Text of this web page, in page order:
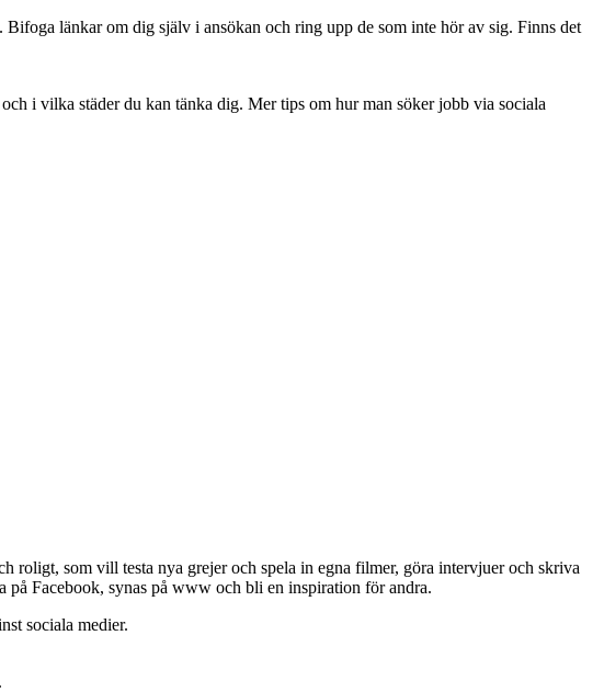
länkar om dig själv i ansökan och ring upp de som inte hör av sig. Finns det
i vilka städer du kan tänka dig. Mer tips om hur man söker jobb via sociala
roligt, som vill testa nya grejer och spela in egna filmer, göra intervjuer och skriva
på Facebook, synas på www och bli en inspiration för andra.
sociala medier.